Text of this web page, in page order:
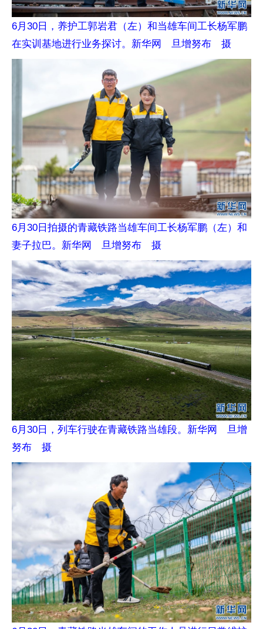
6月30日，养护工郭岩君（左）和当雄车间工长杨军鹏
在实训基地进行业务探讨。新华网 旦增努布 摄
6月30日拍摄的青藏铁路当雄车间工长杨军鹏（左）和
妻子拉巴。新华网 旦增努布 摄
6月30日，列车行驶在青藏铁路当雄段。新华网 旦增
努布 摄